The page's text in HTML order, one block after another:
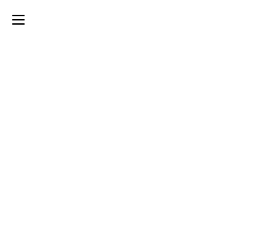
Otvori profil